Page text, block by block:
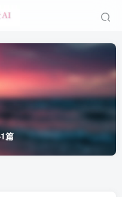
篇